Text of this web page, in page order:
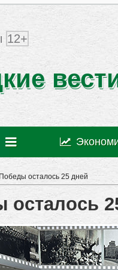
12+
осталось 25 дней